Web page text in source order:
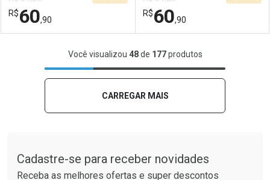
Comprar sem Desconto
Por R$ 111,90/cada
Comprar sem Desconto
Por R$ 111,90/cada
Comprar sem Desconto
Por R$ 191,90/cada
Comprar sem Desconto
Por R$ 191,90/cada
R$60,90
FECHAR
Laboratório
FECHAR
Por Menos
R$60,90
Laboratório
Por Menos
Você visualizou 48de 177produtos
CARREGAR MAIS
Cadastre-se para receber novidades
Receba as melhores ofertas e super descontos